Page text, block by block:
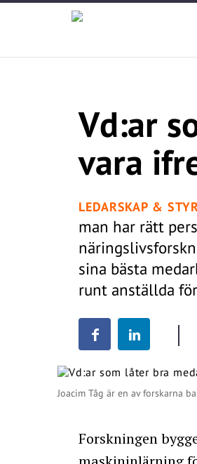
Vd:ar
vara
LEDARSKAP &
man har rätt
sina bästa
runt anställda
Joacim Tåg är en av forskarna
Forskningen